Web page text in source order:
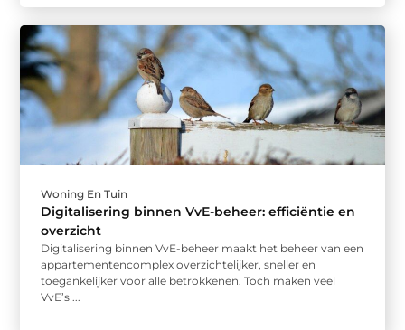
Woning En Tuin
Digitalisering binnen VvE-beheer: efficiëntie en
overzicht
Digitalisering binnen VvE-beheer maakt het beheer van een
appartementencomplex overzichtelijker, sneller en
toegankelijker voor alle betrokkenen. Toch maken veel
VvE’s ...